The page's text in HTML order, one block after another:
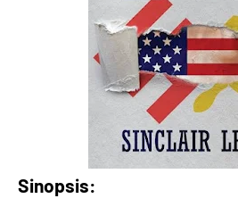
Sinopsis: